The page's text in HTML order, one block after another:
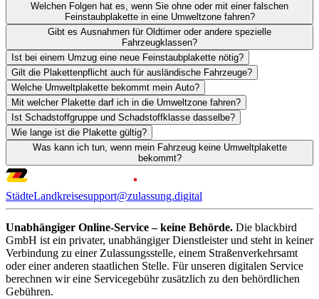
Welchen Folgen hat es, wenn Sie ohne oder mit einer falschen
Feinstaubplakette in eine Umweltzone fahren?
Gibt es Ausnahmen für Oldtimer oder andere spezielle
Fahrzeugklassen?
Ist bei einem Umzug eine neue Feinstaubplakette nötig?
Gilt die Plakettenpflicht auch für ausländische Fahrzeuge?
Welche Umweltplakette bekommt mein Auto?
Mit welcher Plakette darf ich in die Umweltzone fahren?
Ist Schadstoffgruppe und Schadstoffklasse dasselbe?
Wie lange ist die Plakette gültig?
Was kann ich tun, wenn mein Fahrzeug keine Umweltplakette
bekommt?
StädteLandkreisesupport@zulassung.digital
Unabhängiger Online-Service – keine Behörde. Die blackbird
GmbH ist ein privater, unabhängiger Dienstleister und steht in keiner
Verbindung zu einer Zulassungsstelle, einem Straßenverkehrsamt
oder einer anderen staatlichen Stelle. Für unseren digitalen Service
berechnen wir eine Servicegebühr zusätzlich zu den behördlichen
Gebühren.